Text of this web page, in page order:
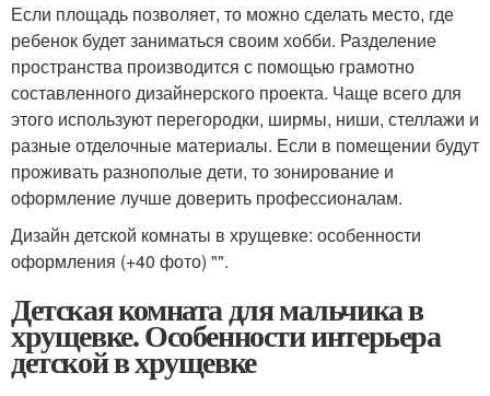
Если площадь позволяет, то можно сделать место, где
ребенок будет заниматься своим хобби. Разделение
пространства производится с помощью грамотно
составленного дизайнерского проекта. Чаще всего для
этого используют перегородки, ширмы, ниши, стеллажи и
разные отделочные материалы. Если в помещении будут
проживать разнополые дети, то зонирование и
оформление лучше доверить профессионалам.
Дизайн детской комнаты в хрущевке: особенности
оформления (+40 фото) "".
Детская комната для мальчика в
хрущевке. Особенности интерьера
детской в хрущевке